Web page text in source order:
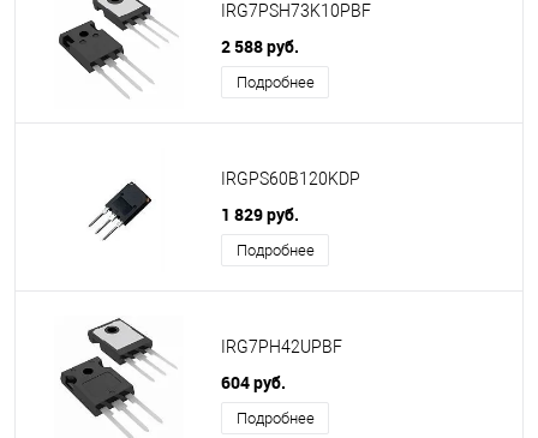
IRG7PSH73K10PBF
2 588 руб.
Подробнее
IRGPS60B120KDP
1 829 руб.
Подробнее
IRG7PH42UPBF
604 руб.
Подробнее